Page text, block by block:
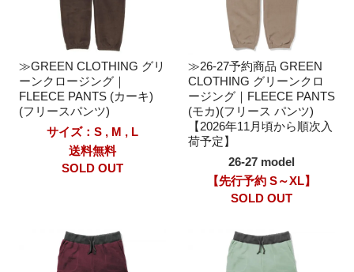
≫GREEN CLOTHING グリ
ーンクロージング｜
FLEECE PANTS (カーキ)
(フリースパンツ)
サイズ：S , M , L
送料無料
SOLD OUT
≫26-27予約商品 GREEN
CLOTHING グリーンクロ
ージング｜FLEECE PANTS
(モカ)(フリース パンツ)
【2026年11月頃から順次入
荷予定】
26-27 model
【先行予約 S～XL】
SOLD OUT